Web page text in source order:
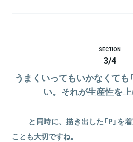
SECTION
3/4
うまくいってもいかなくても「
い。それが生産性を
と同時に、描き出した「P」を
ことも大切ですね。